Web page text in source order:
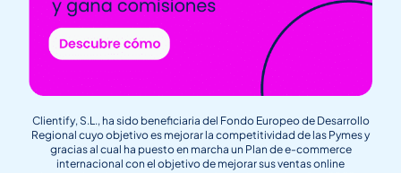
Clientify, S.L., ha sido beneficiaria del Fondo Europeo de Desarrollo
Regional cuyo objetivo es mejorar la competitividad de las Pymes y
gracias al cual ha puesto en marcha un Plan de e-commerce
internacional con el objetivo de mejorar sus ventas online